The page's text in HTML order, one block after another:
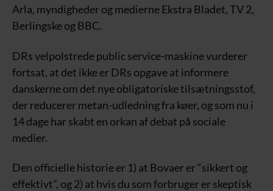
Arla, myndigheder og medierne Ekstra Bladet, TV 2,
Berlingske og BBC.
DRs velpolstrede public service-maskine vurderer
fortsat, at det ikke er DRs opgave at informere
danskerne om det nye obligatoriske tilsætningsstof,
der reducerer metan-udledning fra køer, og som nu i
14 dage har skabt en orkan af debat på sociale
medier.
Den officielle historie er 1) at Bovaer er “sikkert og
effektivt”, og 2) at hvis du som forbruger er skeptisk